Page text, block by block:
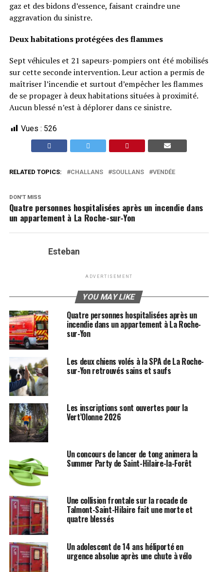
gaz et des bidons d’essence, faisant craindre une
aggravation du sinistre.
Deux habitations protégées des flammes
Sept véhicules et 21 sapeurs-pompiers ont été mobilisés
sur cette seconde intervention. Leur action a permis de
maîtriser l’incendie et surtout d’empêcher les flammes
de se propager à deux habitations situées à proximité.
Aucun blessé n’est à déplorer dans ce sinistre.
Vues : 526
RELATED TOPICS: CHALLANS SOULLANS VENDÉE
DON'T MISS
Quatre personnes hospitalisées après un incendie dans
un appartement à La Roche-sur-Yon
Esteban
ADVERTISEMENT
YOU MAY LIKE
Quatre personnes hospitalisées après un
incendie dans un appartement à La Roche-
sur-Yon
Les deux chiens volés à la SPA de La Roche-
sur-Yon retrouvés sains et saufs
Les inscriptions sont ouvertes pour la
Vert’Olonne 2026
Un concours de lancer de tong animera la
Summer Party de Saint-Hilaire-la-Forêt
Une collision frontale sur la rocade de
Talmont-Saint-Hilaire fait une morte et
quatre blessés
Un adolescent de 14 ans héliporté en
urgence absolue après une chute à vélo